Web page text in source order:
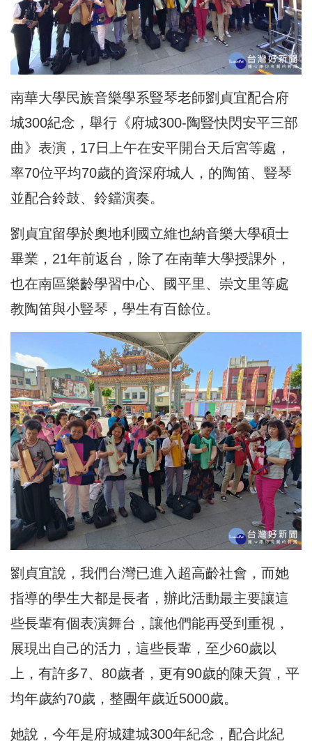
南華大學民族音樂學系豎琴老師劉貞宜配合府
城300紀念，舉行《府城300-陶豎快閃安平三部
曲》表演，17日上午在安平開台天后宮等處，
率70位平均70歲的資深府城人，的陶笛、豎琴
並配合鈴鼓、鈴鐺演奏。
劉貞宜留學於奧地利國立維也納音樂大學碩士
畢業，21年前返台，除了在南華大學授課外，
也在南區樂齡學習中心、國平里、崇文里等處
教陶笛與小豎琴，學生有百餘位。
劉貞宜說，我們台灣已進入超高齡社會，而她
指導的學生大都是長者，辦此活動最主要讓這
些長輩有個表演舞台，讓他們能再受到重視，
展現出自己的活力，這些長輩，至少60歲以
上，有許多7、80歲者，更有90歲的陳天賀，平
均年歲約70歲，整團年歲近5000歲。
她說，今年是府城建城300年紀念，配合此紀